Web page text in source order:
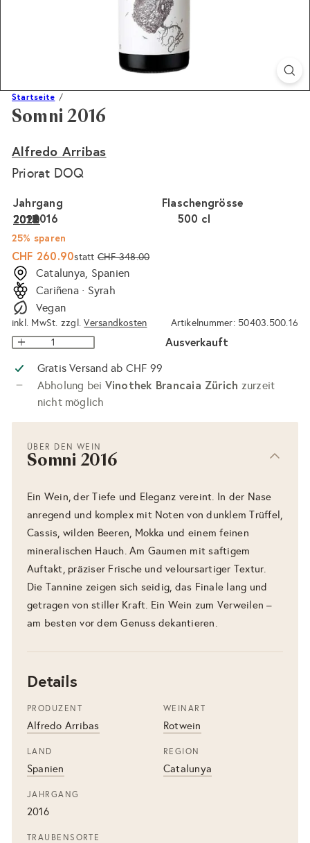
Startseite
Somni 2016
Alfredo Arribas
Priorat DOQ
Flaschengrösse
500 cl
Jahrgang
2016Variante ausverkauft oder nicht verfügbar
2022
2021
2020
2015
2014
25% sparen
Sonderpreis
CHF 260.90
Normaler
Preis
stattCHF 348.00
Catalunya, Spanien
Cariñena · Syrah
Vegan
inkl. MwSt. zzgl.Versandkosten Artikelnummer: 50403.500.16
Ausverkauft
Gratis Versand ab CHF 99
Abholung bei Vinothek Brancaia Zürich zurzeit
nicht möglich
ÜBER DEN WEIN
Somni 2016
Ein Wein, der Tiefe und Eleganz vereint. In der Nase
anregend und komplex mit Noten von dunklem Trüffel,
Cassis, wilden Beeren, Mokka und einem feinen
mineralischen Hauch. Am Gaumen mit saftigem
Auftakt, präziser Frische und veloursartiger Textur.
Die Tannine zeigen sich seidig, das Finale lang und
getragen von stiller Kraft. Ein Wein zum Verweilen –
am besten vor dem Genuss dekantieren.
Details
PRODUZENT
Alfredo Arribas
WEINART
Rotwein
LAND
Spanien
REGION
Catalunya
JAHRGANG
2016
TRAUBENSORTE